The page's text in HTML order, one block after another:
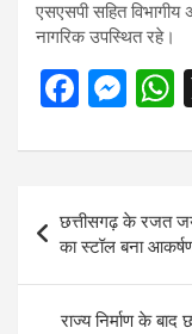
एसएसपी सहित
नागरिक उपस्थित रहे।
F
ce
b
o
o
k
M
se
n
g
er
navigation
छत्तीसगढ़ के रजत
का स्टॉल बना
राज्य निर्माण के